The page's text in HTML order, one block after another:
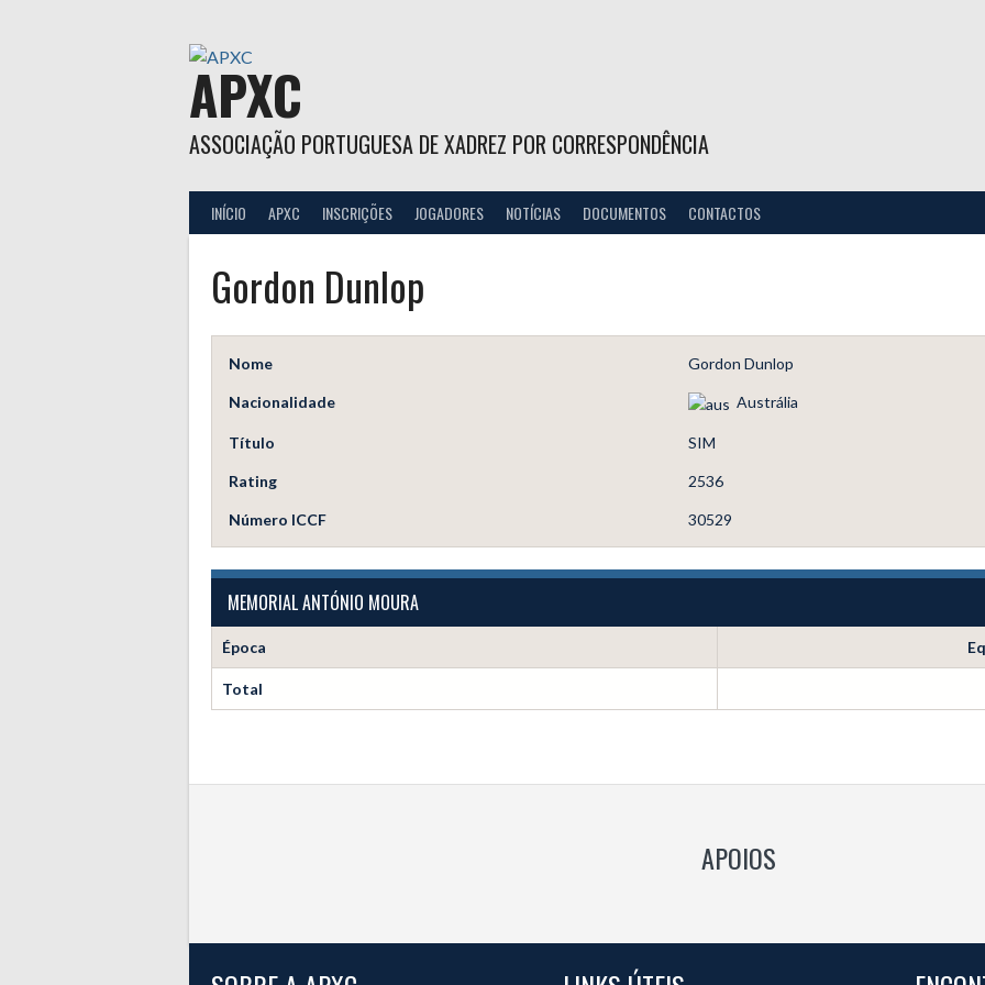
APXC
ASSOCIAÇÃO PORTUGUESA DE XADREZ POR CORRESPONDÊNCIA
INÍCIO APXC INSCRIÇÕES JOGADORES NOTÍCIAS DOCUMENTOS CONTACTOS
Gordon Dunlop
Nome Gordon Dunlop
Nacionalidade Austrália
Título SIM
Rating 2536
Número ICCF 30529
MEMORIAL ANTÓNIO MOURA
Época
Total
APOIOS